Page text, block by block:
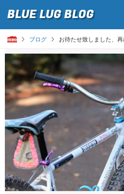
BLUE LUGBLOG
ブログ お待たせ致しました、